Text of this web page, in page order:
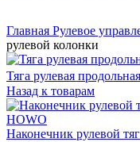
Главная Рулевое
рулевой колонки
Тяга рулевая
Назад к товарам
Наконечник рулевой